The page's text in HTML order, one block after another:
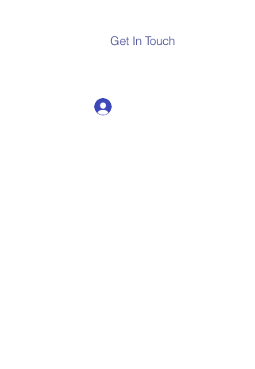
Get In Touch